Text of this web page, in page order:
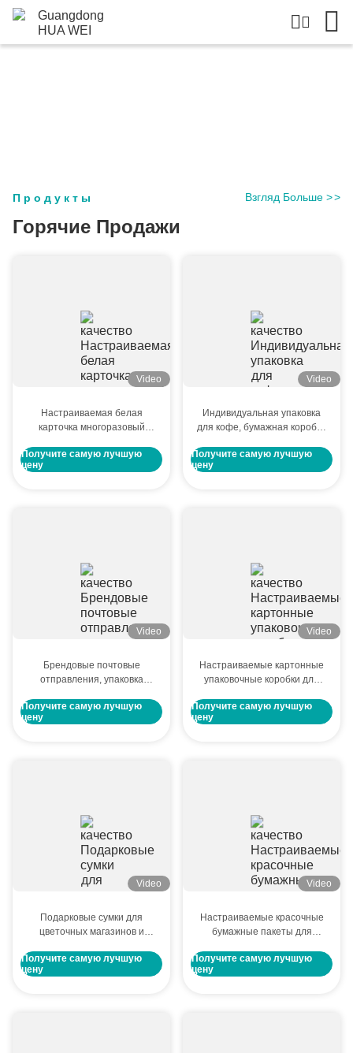
Продукты
Горячие Продажи
Взгляд Больше >>
Video
Настраиваемая белая
карточка многоразовый
рождения подарок бумажная
цветная печать одежда Tote
Получите самую лучшую
цену
Video
Индивидуальная упаковка
для кофе, бумажная коробка
коробка из американского
коровьего картона, коробка
Получите самую лучшую
цену
Video
Брендовые почтовые
отправления, упаковка
логотипа
Получите самую лучшую
цену
Video
Настраиваемые картонные
упаковочные коробки для
черные бумажные
подарочные коробки для
Получите самую лучшую
цену
Video
Подарковые сумки для
цветочных магазинов и
логотипом Buddy Bags
Получите самую лучшую
цену
Video
Настраиваемые красочные
бумажные пакеты для
рекламных акций
Получите самую лучшую
цену